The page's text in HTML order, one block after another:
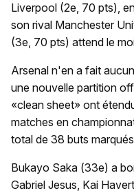
Liverpool (2e, 70 pts),
son rival Manchester
(3e, 70 pts) attend le
Arsenal n'en a fait
une nouvelle partition
«clean sheet» ont
matches en
total de 38 buts
Bukayo Saka (33e) a
Gabriel Jesus, Kai